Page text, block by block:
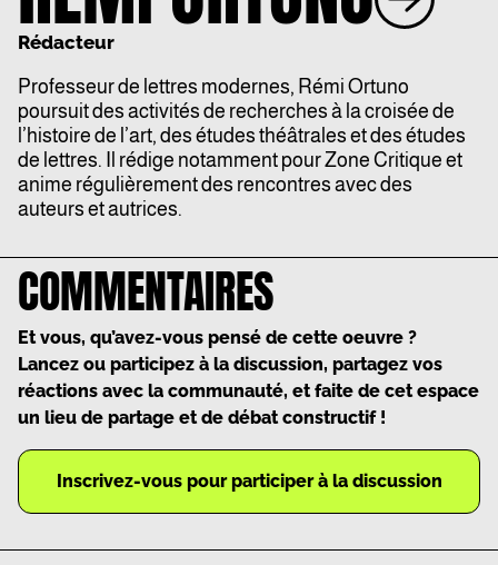
Rédacteur
Professeur de lettres modernes, Rémi Ortuno
poursuit des activités de recherches à la croisée de
l’histoire de l’art, des études théâtrales et des études
de lettres. Il rédige notamment pour Zone Critique et
anime régulièrement des rencontres avec des
auteurs et autrices.
COMMENTAIRES
Et vous, qu’avez-vous pensé de cette oeuvre ?
Lancez ou participez à la discussion, partagez vos
réactions avec la communauté, et faite de cet espace
un lieu de partage et de débat constructif !
Inscrivez-vous pour participer à la discussion